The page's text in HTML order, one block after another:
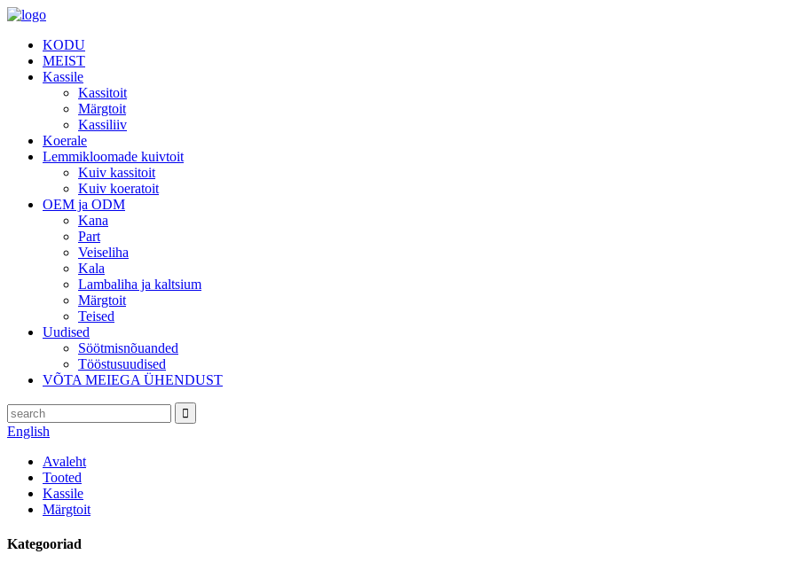
KODU
MEIST
Kassile
Kassitoit
Märgtoit
Kassiliiv
Koerale
Lemmikloomade kuivtoit
Kuiv kassitoit
Kuiv koeratoit
OEM ja ODM
Kana
Part
Veiseliha
Kala
Lambaliha ja kaltsium
Märgtoit
Teised
Uudised
Söötmisnõuanded
Tööstusuudised
VÕTA MEIEGA ÜHENDUST
English
Avaleht
Tooted
Kassile
Märgtoit
Kategooriad